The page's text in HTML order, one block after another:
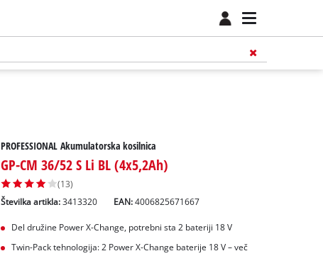
PROFESSIONAL Akumulatorska kosilnica
GP-CM 36/52 S Li BL (4x5,2Ah)
(13)
Številka artikla: 3413320 EAN:4006825671667
Del družine Power X-Change, potrebni sta 2 bateriji 18 V
Twin-Pack tehnologija: 2 Power X-Change baterije 18 V – več